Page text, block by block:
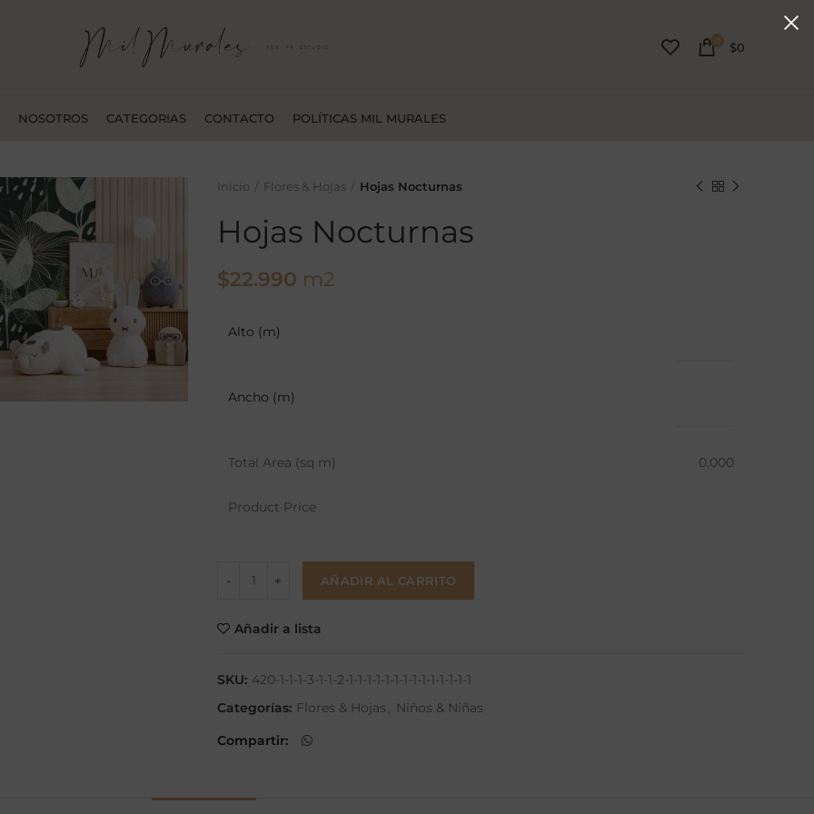
0 $0
NOSOTROS CATEGORIAS CONTACTO POLÍTICAS MIL MURALES
Inicio Flores & Hojas Hojas Nocturnas
Hojas Nocturnas
$22.990 m2
Alto (m)
Ancho (m)
Total Area (sq m) 0,000
Product Price
AÑADIR AL CARRITO
Añadir a lista
SKU: 420-1-1-1-3-1-1-2-1-1-1-1-1-1-1-1-1-1-1-1-1-1
Categorías: Flores & Hojas , Niños & Niñas
Compartir